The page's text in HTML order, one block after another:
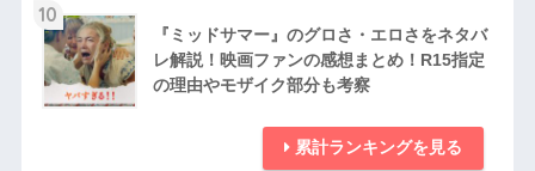
10
『ミッドサマー』のグロさ・エロさをネタバ
レ解説！映画ファンの感想まとめ！R15指定
の理由やモザイク部分も考察
累計ランキングを見る